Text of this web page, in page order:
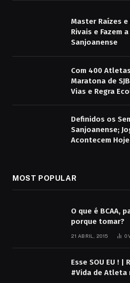
Master Raízes e
Rivais e Fazem
Sanjoanense
Com 400
Maratona de
Vias e Regra
Definidos os
Sanjoanense;
Acontecem
MOST POPULAR
O que é BCAA,
porque tomar?
21 ABRIL, 2015 0
Esse SOU EU !
#Vida de Atleta